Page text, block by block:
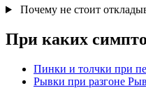
Почему не стоит
При каких
Пинки и толчки при
Рывки при разгоне